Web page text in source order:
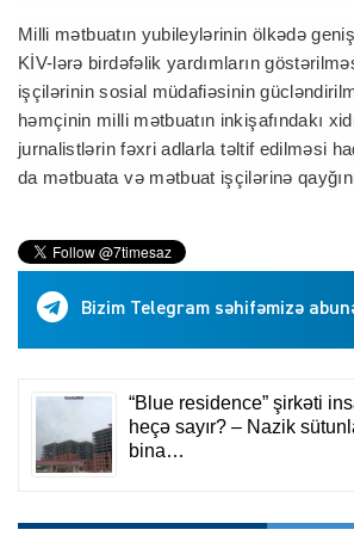
Milli mətbuatın yubileylərinin ölkədə
KİV-lərə birdəfəlik yardımların
işçilərinin sosial müdafiəsinin
həmçinin milli mətbuatın inkişafındakı
jurnalistlərin fəxri adlarla təltif edilməsi
da mətbuata və mətbuat işçilərinə
Bizim Telegram səhifəmizə